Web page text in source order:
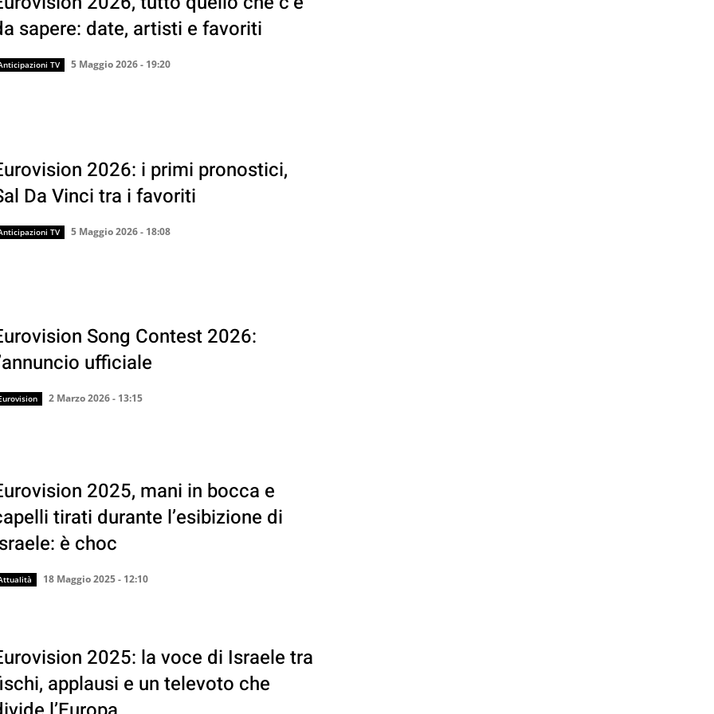
sapere: date, artisti e favoriti
TV 5 Maggio 2026 - 19:20
2026: i primi pronostici,
Da Vinci tra i favoriti
TV 5 Maggio 2026 - 18:08
Song Contest 2026:
ufficiale
2 Marzo 2026 - 13:15
2025, mani in bocca e
tirati durante l’esibizione di
è choc
18 Maggio 2025 - 12:10
2025: la voce di Israele tra
applausi e un televoto che